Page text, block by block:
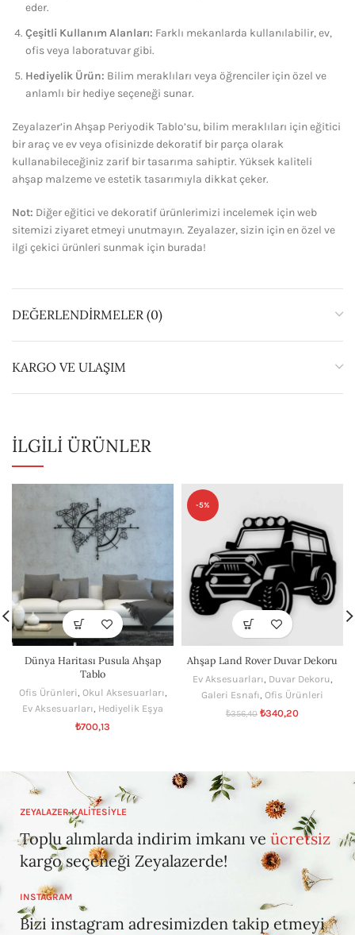
eder.
Çeşitli Kullanım Alanları: Farklı mekanlarda kullanılabilir, ev,
ofis veya laboratuvar gibi.
Hediyelik Ürün: Bilim meraklıları veya öğrenciler için özel ve
anlamlı bir hediye seçeneği sunar.
Zeyalazer’in Ahşap Periyodik Tablo’su, bilim meraklıları için eğitici
bir araç ve ev veya ofisinizde dekoratif bir parça olarak
kullanabileceğiniz zarif bir tasarıma sahiptir. Yüksek kaliteli
ahşap malzeme ve estetik tasarımıyla dikkat çeker.
Not: Diğer eğitici ve dekoratif ürünlerimizi incelemek için web
sitemizi ziyaret etmeyi unutmayın. Zeyalazer, sizin için en özel ve
ilgi çekici ürünleri sunmak için burada!
DEĞERLENDIRMELER (0)
KARGO VE ULAŞIM
İLGILI ÜRÜNLER
Dünya Haritası Pusula Ahşap
Tablo
Ofis Ürünleri, Okul Aksesuarları,
Ev Aksesuarları, Hediyelik Eşya
₺700,13
-5%
Ahşap Land Rover Duvar Dekoru
Ev Aksesuarları, Duvar Dekoru,
Galeri Esnafı, Ofis Ürünleri
₺356,40 ₺340,20
ZEYALAZER KALİTESİYLE
Toplu alımlarda indirim imkanı veücretsiz
kargo seçeneği Zeyalazerde!
INSTAGRAM
Bizi instagram adresimizden takip etmeyi